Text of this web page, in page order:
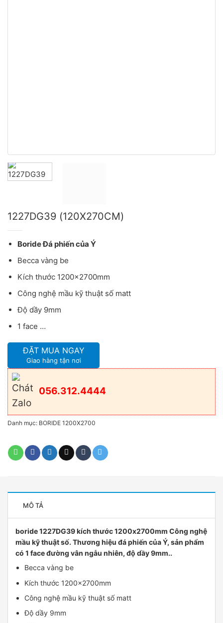
1227DG39 (120X270CM)
Boride Đá phiến của Ý
Becca vàng be
Kích thước 1200x2700mm
Công nghệ mầu kỹ thuật số matt
Độ dầy 9mm
1 face …
ĐẶT MUA NGAY
Giao hàng tận nơi
056.312.4444
Danh mục: BORIDE 1200X2700
MÔ TẢ
boride 1227DG39 kích thước 1200x2700mm Công nghệ
mầu kỹ thuật số. Thương hiệu đá phiến của Ý, sản phẩm
có 1 face đường vân ngẫu nhiên, độ dầy 9mm..
Becca vàng be
Kích thước 1200x2700mm
Công nghệ mầu kỹ thuật số matt
Độ dầy 9mm